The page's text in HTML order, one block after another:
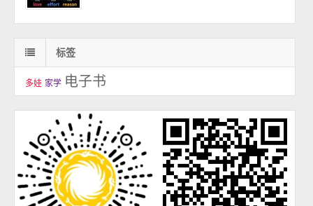
标签
多娃 家学 电子书